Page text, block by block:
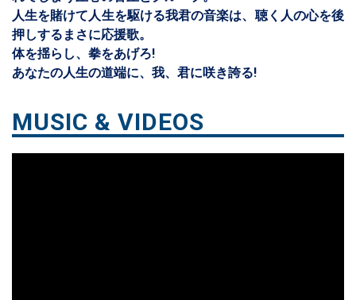
人生を賭けて人生を駆ける我君の音楽は、聴く人の心を後
押しするまさに応援歌。
体を揺らし、拳をあげろ!
あなたの人生の道端に、我、君に咲き誇る!
MUSIC & VIDEOS